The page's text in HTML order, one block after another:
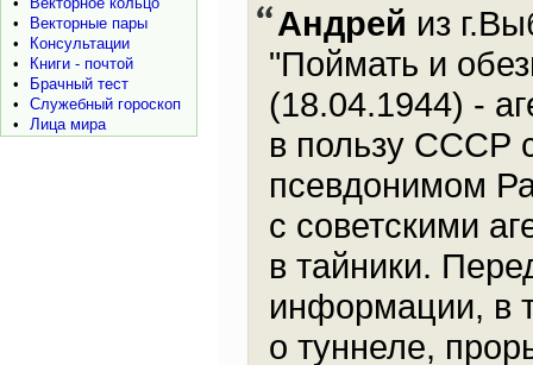
•
Векторные пары
•
Консультации
•
Книги - почтой
•
Брачный тест
•
Служебный гороскоп
•
Лица мира
Андрей из
"Поймать и
(18.04.1944) -
в пользу СССР
псевдонимом
с советскими
в тайники.
информации, в
о туннеле,